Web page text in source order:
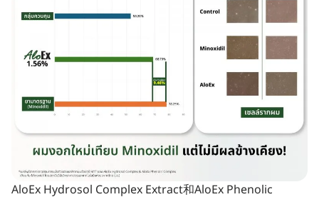
AloEx Hydrosol Complex Extract和AloEx Phenolic